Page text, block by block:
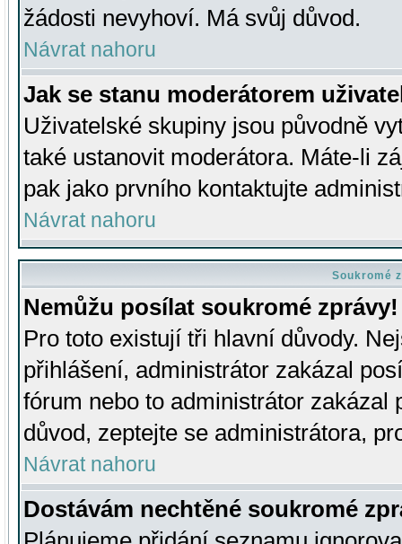
žádosti nevyhoví. Má svůj důvod.
Návrat nahoru
Jak se stanu moderátorem
Uživatelské skupiny jsou původně
také ustanovit moderátora. Máte-li
pak jako prvního kontaktujte
Návrat nahoru
Soukromé
Nemůžu posílat soukromé zprávy!
Pro toto existují tři hlavní důvody.
přihlášení, administrátor zakázal
fórum nebo to administrátor zakázal
důvod, zeptejte se administrátora,
Návrat nahoru
Dostávám nechtěné soukromé